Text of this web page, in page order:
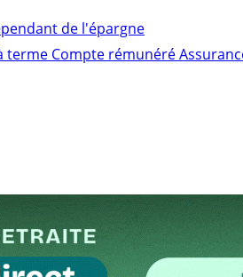
de l'épargne
terme Compte rémunéré